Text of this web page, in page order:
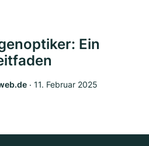
Ein
‧ 11. Februar 2025